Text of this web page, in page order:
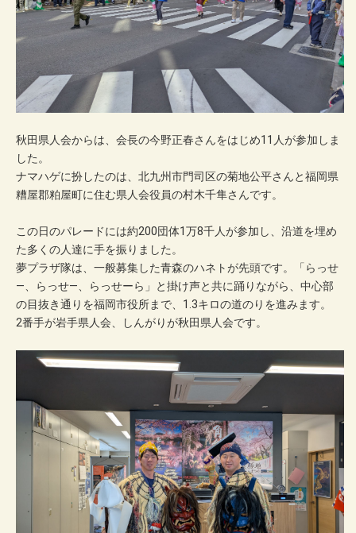
秋田県人会からは、会長の今野正春さんをはじめ11人が参加しま
した。
ナマハゲに扮したのは、北九州市門司区の菊地公平さんと福岡県
糟屋郡粕屋町に住む県人会役員の村木千隼さんです。
この日のパレードには約200団体1万8千人が参加し、沿道を埋め
た多くの人達に手を振りました。
夢プラザ隊は、一般募集した青森のハネトが先頭です。「らっせ
―、らっせ―、らっせーら」と掛け声と共に踊りながら、中心部
の目抜き通りを福岡市役所まで、1.3キロの道のりを進みます。
2番手が岩手県人会、しんがりが秋田県人会です。